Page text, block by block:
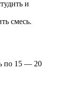
и
смесь.
по 15 — 20